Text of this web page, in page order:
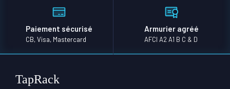
Paiement sécurisé
CB, Visa, Mastercard
Armurier agréé
AFCI A2 A1 B C & D
TapRack